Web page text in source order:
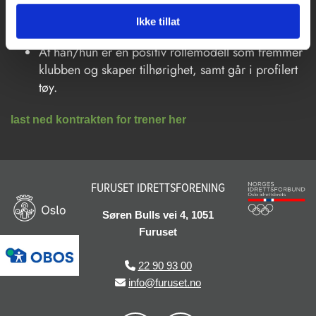
Ikke tillat
måte, skape lagfølelse og se hver enkelt spiller
At han/hun er en positiv rollemodell som fremmer
klubben og skaper tilhørighet, samt går i profilert
tøy.
last ned kontrakten for trener her
FURUSET IDRETTSFORENING
Søren Bulls vei 4, 1051
Furuset
 22 90 93 00
 info@furuset.no